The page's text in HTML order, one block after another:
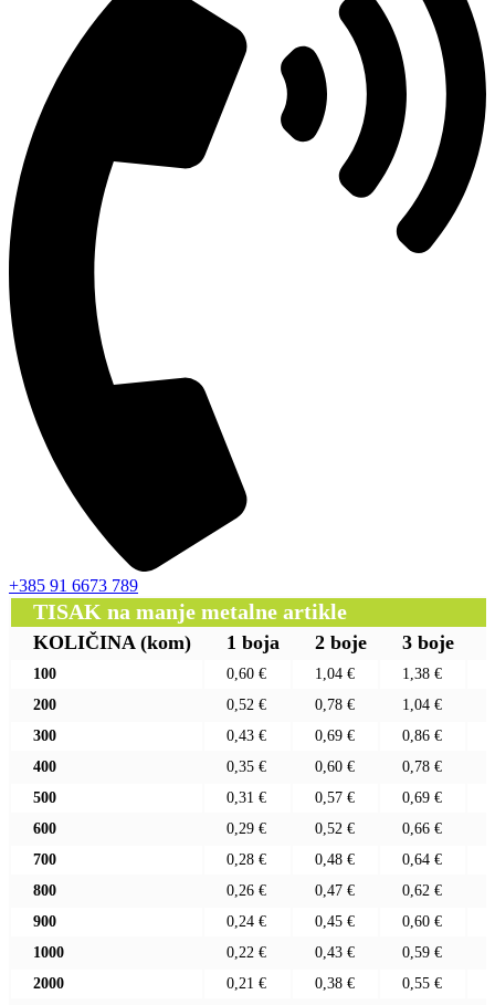
+385 91 6673 789
TISAK na manje metalne artikle
KOLIČINA (kom) 1 boja 2 boje 3 boje
100 0,60 € 1,04 € 1,38 €
200
0,52 € 0,78 € 1,04 €
300
0,43 € 0,69 € 0,86 €
400
0,35 € 0,60 € 0,78 €
500
0,31 € 0,57 € 0,69 €
600
0,29 € 0,52 € 0,66 €
700
0,28 € 0,48 € 0,64 €
800
0,26 € 0,47 € 0,62 €
900
0,24 € 0,45 € 0,60 €
1000
0,22 € 0,43 € 0,59 €
2000
0,21 € 0,38 € 0,55 €